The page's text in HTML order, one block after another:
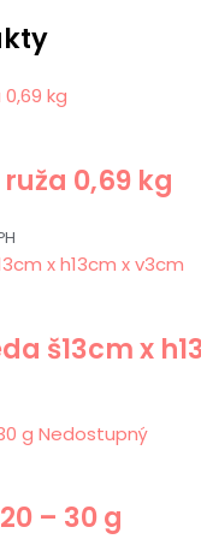
0,69 kg
š13cm x
Nedostupný
– 30 g